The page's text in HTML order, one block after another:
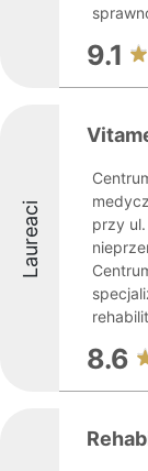
9.1
Laureaci
przy
8.6